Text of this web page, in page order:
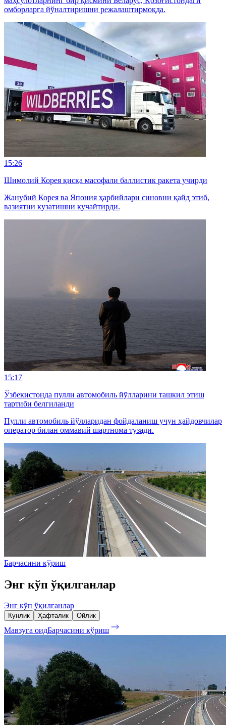
омборларга йўналтиришни режалаштирмоқда.
15:26
Шимолий Корея қисқа масофали баллистик ракета учирди
Жанубий Корея ва Япония ҳарбийлари синовни қайд этиб,
вазиятни кузатишни кучайтирди.
15:17
Ўзбекистонда пулли автомобиль йўлларини ташкил этиш
тартиби белгиланди
Пулли автомобиль йўлларидан фойдаланиш учун ҳайдовчилар
оператор билан оммавий шартнома тузади.
Барчасини кўриш
Энг кўп ўқилганлар
Энг кўп ўқилганлар
Кунлик Ҳафталик Ойлик
Мавзуга оидБарчасини кўриш